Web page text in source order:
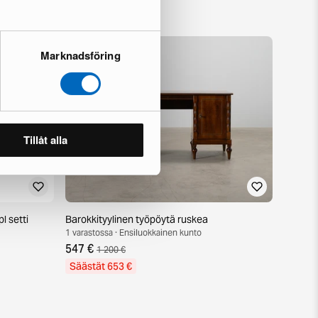
Marknadsföring
Tillåt alla
setti Barokkityylinen työpöytä ruskea
1 varastossa · Ensiluokkainen kunto
547 € 1 200 €
Säästät 653 €